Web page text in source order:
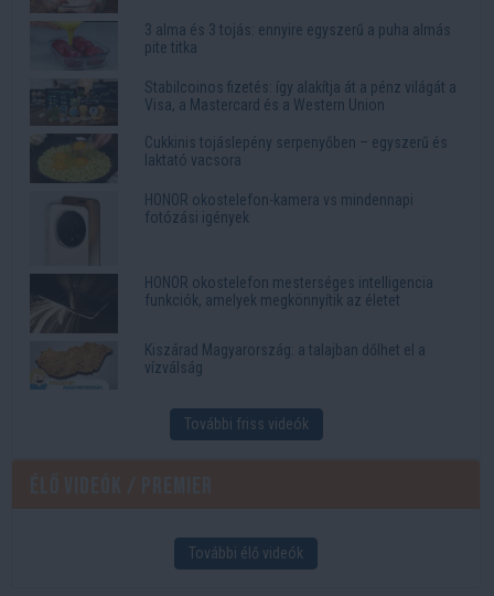
3 alma és 3 tojás: ennyire egyszerű a puha almás
pite titka
Stabilcoinos fizetés: így alakítja át a pénz világát a
Visa, a Mastercard és a Western Union
Cukkinis tojáslepény serpenyőben – egyszerű és
laktató vacsora
HONOR okostelefon-kamera vs mindennapi
fotózási igények
HONOR okostelefon mesterséges intelligencia
funkciók, amelyek megkönnyítik az életet
Kiszárad Magyarország: a talajban dőlhet el a
vízválság
További friss videók
További élő videók